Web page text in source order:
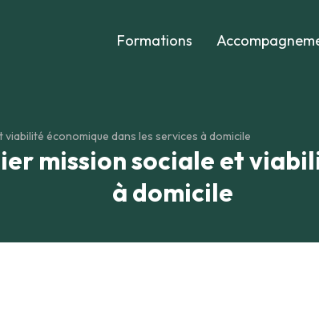
Formations
économique dans les services à domicile
mission sociale et
à domicile